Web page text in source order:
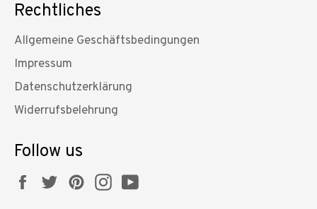
Rechtliches
Allgemeine Geschäftsbedingungen
Impressum
Datenschutzerklärung
Widerrufsbelehrung
Follow us
FacebookTwitterPinterestInstagram